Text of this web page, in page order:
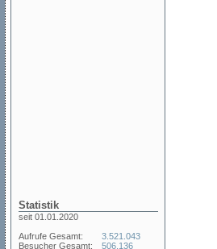
Statistik
seit 01.01.2020
Aufrufe Gesamt:
Besucher Gesamt:
3.521.043
506.136